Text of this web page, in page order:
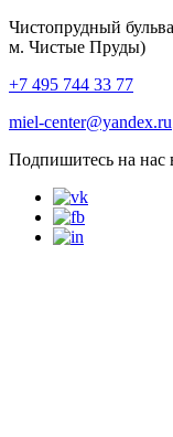
Чистопрудный
м. Чистые Пруды)
+7 495 744 33 77
miel-center@yandex.ru
Подпишитесь на нас